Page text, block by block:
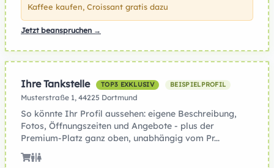
Kaffee kaufen, Croissant gratis dazu
Jetzt beanspruchen →
Ihre Tankstelle TOP3 EXKLUSIV BEISPIELPROFIL
Musterstraße 1, 44225 Dortmund
So könnte Ihr Profil aussehen: eigene Beschreibung,
Fotos, Öffnungszeiten und Angebote - plus der
Premium-Platz ganz oben, unabhängig vom Pr...